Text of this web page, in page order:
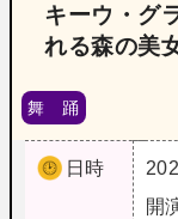
キーウ・グ
れる森の美
舞 踊
日時
開